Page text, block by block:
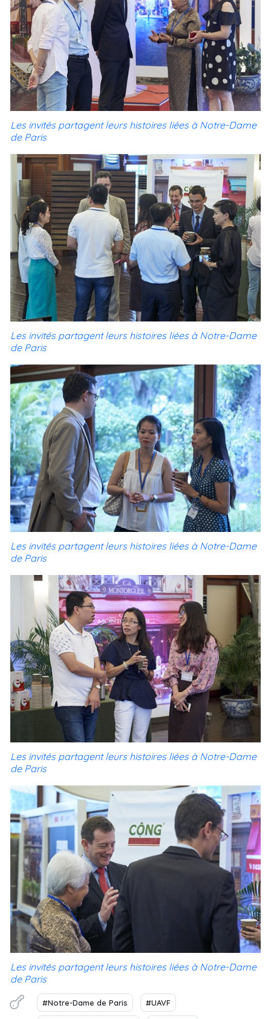
Les invités partagent leurs histoires liées à Notre-Dame
de Paris
Les invités partagent leurs histoires liées à Notre-Dame
de Paris
Les invités partagent leurs histoires liées à Notre-Dame
de Paris
Les invités partagent leurs histoires liées à Notre-Dame
de Paris
Les invités partagent leurs histoires liées à Notre-Dame
de Paris
#Notre-Dame de Paris #UAVF